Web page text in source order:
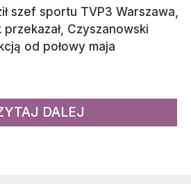
szef sportu TVP3 Warszawa,
Czyszanowski
od połowy maja
DALEJ